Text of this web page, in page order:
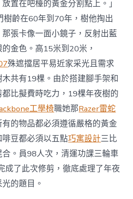
置在吧檯的黃金分割點上。」
樹齡在60年到70年，樹他掏出
張卡像一面小鏡子，反射出藍
金色。高15米到20米，
殊遮擋居平易近家采光且需求
共有19棵。由於搭建腳手架和
比擬費時吃力，19棵年夜樹的
工學椅職她那Razer雷蛇
的物品都必須遵循嚴格的黃金
豆都必須以五點巧寓設計三比
。員98人次，清運功課三輪車
成了此次修剪，徹底處理了年夜
的題目。